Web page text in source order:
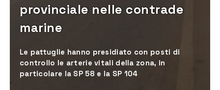
provinciale nelle contrade
marine
Le pattuglie hanno presidiato con posti di
controllo le arterie vitali della zona, in
particolare la SP 58 e la SP 104